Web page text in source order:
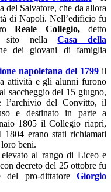
del Salvatore, che da allora
di Napoli. Nell’edificio fu
Reale Collegio, detto
sito nellaCasa della
dei giovani di famiglia
napoletana del 1799il
attività e gli alunni furono
saccheggio del 15 giugno,
l’archivio del Convitto, il
e destinato in parte a
1805 il Collegio riaprì,
1804 erano stati richiamati
beni.
al rango di Liceo e
decreto del 25 ottobre fu
del pro-dittatore Giorgio